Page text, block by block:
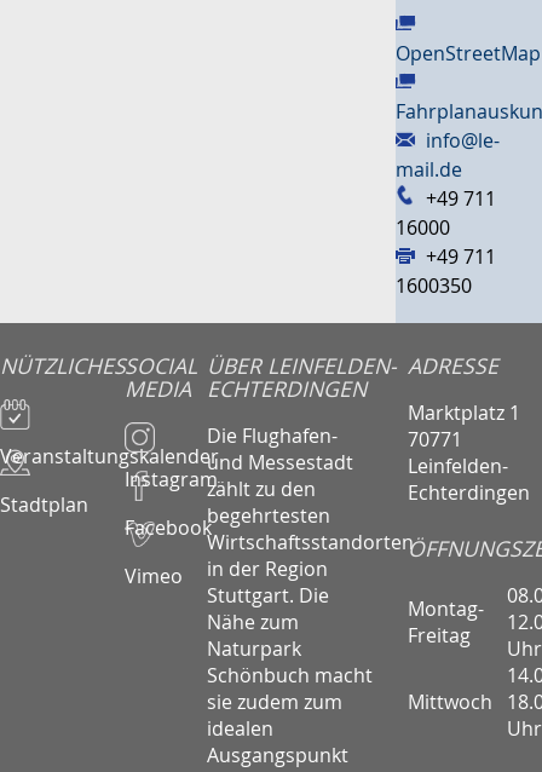
OpenStreetMap
info@le-
mail.de
+49 711
16000
+49 711
1600350
NÜTZLICHES
Veranstaltungskalender
Stadtplan
SOCIAL
MEDIA
Instagram
Facebook
Vimeo
ÜBER LEINFELDEN-
ECHTERDINGEN
Die Flughafen-
und Messestadt
zählt zu den
begehrtesten
Wirtschaftsstandorten
in der Region
Stuttgart. Die
Nähe zum
Naturpark
Schönbuch macht
sie zudem zum
idealen
Ausgangspunkt
ADRESSE
Marktplatz 1
70771
Leinfelden-
Echterdingen
Montag-
Freitag
Uhr
Mittwoch
Uhr